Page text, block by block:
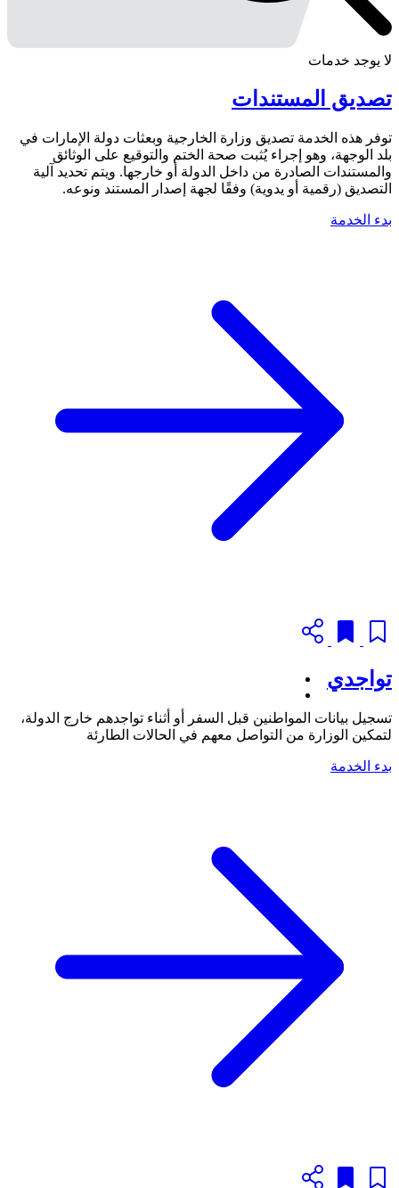
لا يوجد خدمات
تصديق المستندات
توفر هذه الخدمة تصديق وزارة الخارجية وبعثات دولة الإمارات في
بلد الوجهة، وهو إجراء يُثبت صحة الختم والتوقيع على الوثائق
والمستندات الصادرة من داخل الدولة أو خارجها. ويتم تحديد آلية
التصديق (رقمية أو يدوية) وفقًا لجهة إصدار المستند ونوعه.
بدء الخدمة
تواجدي
تسجيل بيانات المواطنين قبل السفر أو أثناء تواجدهم خارج الدولة،
لتمكين الوزارة من التواصل معهم في الحالات الطارئة
بدء الخدمة